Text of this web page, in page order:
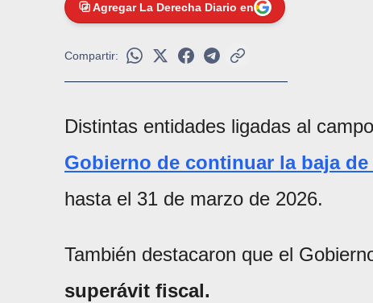
Agregar La Derecha Diario en
Compartir:
Distintas entidades ligadas al
Gobierno de continuar la baja
hasta el 31 de marzo de 2026.
También destacaron que el
superávit fiscal.